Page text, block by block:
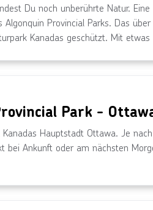
Tourism
Du noch unberührte Natur.
Algonquin Provincial Parks. Das
Kanadas geschützt. Mit etwas
Park -
Hauptstadt Ottawa. Je
bei Ankunft oder am nächsten